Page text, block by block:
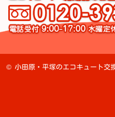
© 小田原・平塚のエコキュート交